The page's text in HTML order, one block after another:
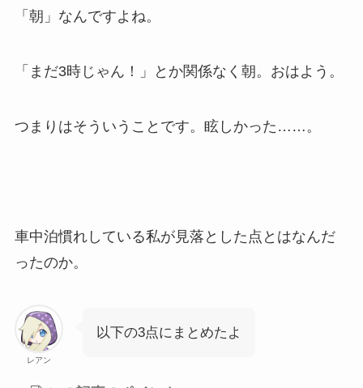
「朝」なんですよね。
「まだ3時じゃん！」とか関係なく朝。おはよう。
つまりはそういうことです。眩しかった……。
車中泊慣れしている私が見落とした点とはなんだ
ったのか。
レアン
以下の3点にまとめたよ